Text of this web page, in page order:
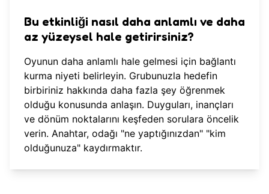
Bu etkinliği nasıl daha anlamlı ve daha
az yüzeysel hale getirirsiniz?
Oyunun daha anlamlı hale gelmesi için bağlantı
kurma niyeti belirleyin. Grubunuzla hedefin
birbiriniz hakkında daha fazla şey öğrenmek
olduğu konusunda anlaşın. Duyguları, inançları
ve dönüm noktalarını keşfeden sorulara öncelik
verin. Anahtar, odağı "ne yaptığınızdan" "kim
olduğunuza" kaydırmaktır.